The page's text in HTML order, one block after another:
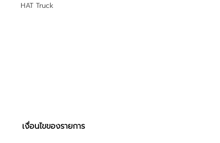
HAT Truck
เงื่อนไขของรายการ